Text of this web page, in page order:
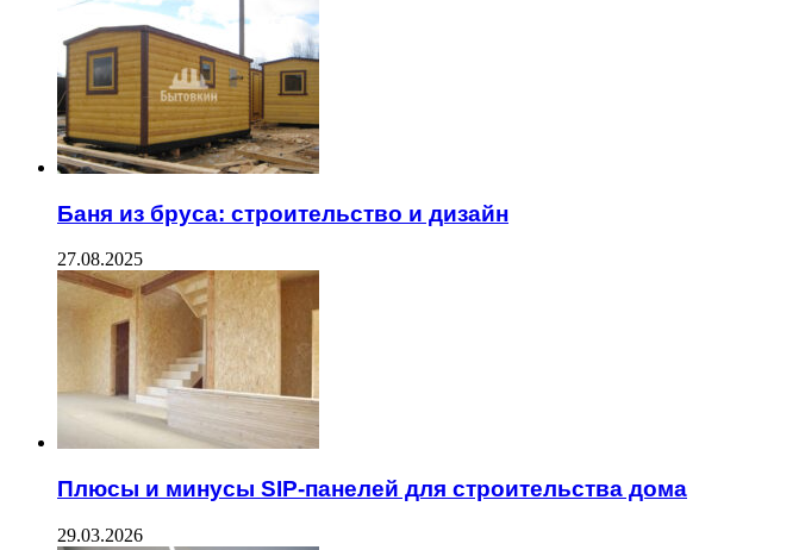
Баня из бруса: строительство и дизайн
27.08.2025
Плюсы и минусы SIP-панелей для строительства дома
29.03.2026